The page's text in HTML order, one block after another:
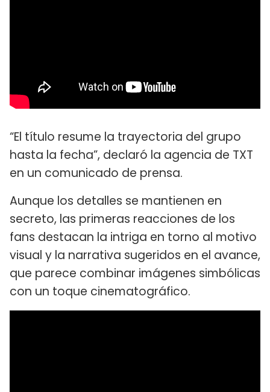
“El título resume la trayectoria del grupo
hasta la fecha”, declaró la agencia de TXT
en un comunicado de prensa.
Aunque los detalles se mantienen en
secreto, las primeras reacciones de los
fans destacan la intriga en torno al motivo
visual y la narrativa sugeridos en el avance,
que parece combinar imágenes simbólicas
con un toque cinematográfico.